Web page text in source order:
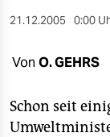
sport
wahrheit
21.12.2005 0:00
Von O. GEHRS
Schon seit